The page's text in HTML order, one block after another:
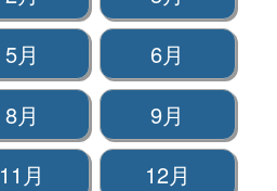
5月
6月
8月
9月
11月 12月